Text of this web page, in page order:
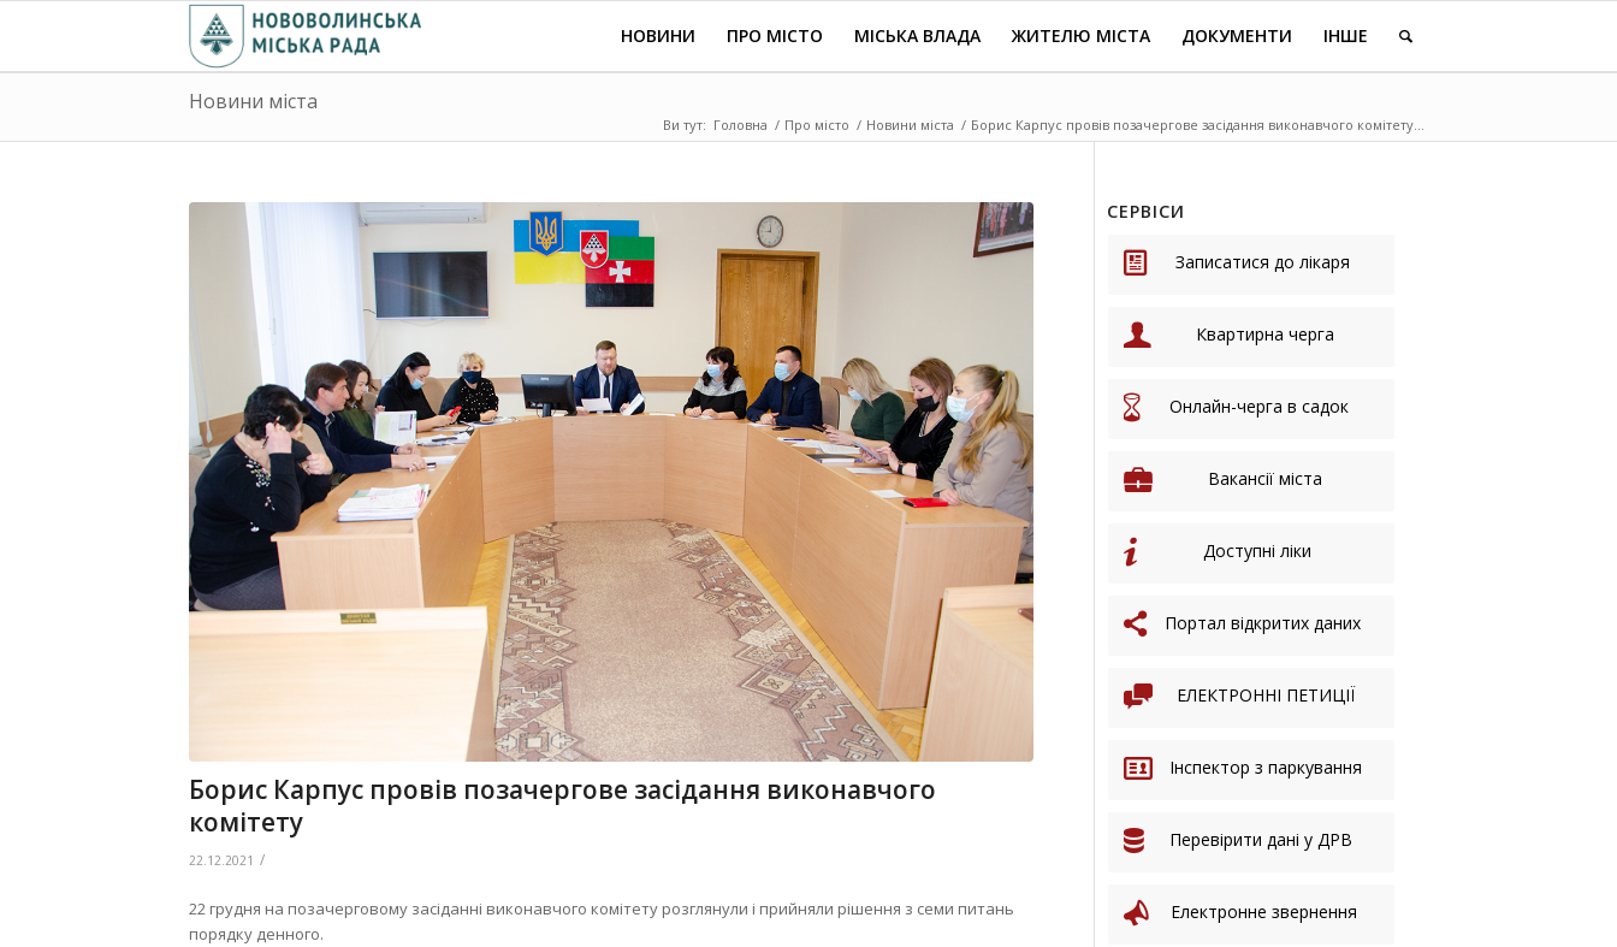
НОВИНИ ПРО МІСТО МІСЬКА ВЛАДА ЖИТЕЛЮ МІСТА ДОКУМЕНТИ ІНШЕ
Новини міста
Ви тут: Головна / Про місто / Новини міста / Борис Карпус провів позачергове засідання виконавчого комітету...
Борис Карпус провів позачергове засідання виконавчого
комітету
22.12.2021 /
22 грудня на позачерговому засіданні виконавчого комітету розглянули і прийняли рішення з семи питань
порядку денного.
СЕРВІСИ
Записатися до лікаря
Квартирна черга
Онлайн-черга в садок
Вакансії міста
Доступні ліки
Портал відкритих даних
ЕЛЕКТРОННІ ПЕТИЦІЇ
Інспектор з паркування
Перевірити дані у ДРВ
Електронне звернення